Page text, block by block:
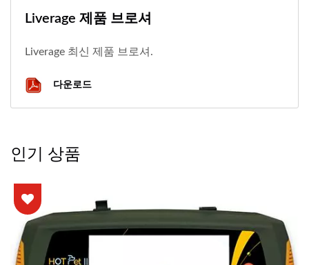
Liverage 제품 브로셔
Liverage 최신 제품 브로셔.
다운로드
인기 상품